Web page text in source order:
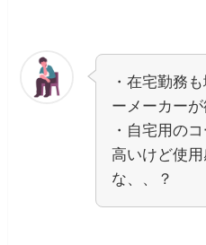
・在宅勤務
ーメーカーが
・自宅用の
高いけど使
な、、？